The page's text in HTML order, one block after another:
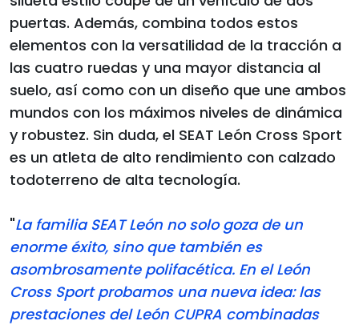
puertas. Además, combina todos estos
elementos con la versatilidad de la tracción a
las cuatro ruedas y una mayor distancia al
suelo, así como con un diseño que une ambos
mundos con los máximos niveles de dinámica
y robustez. Sin duda, el SEAT León Cross Sport
es un atleta de alto rendimiento con calzado
todoterreno de alta tecnología.
"La familia SEAT León no solo goza de un
enorme éxito, sino que también es
asombrosamente polifacética. En el León
Cross Sport probamos una nueva idea: las
prestaciones del León CUPRA combinadas